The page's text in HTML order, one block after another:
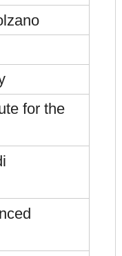
for the